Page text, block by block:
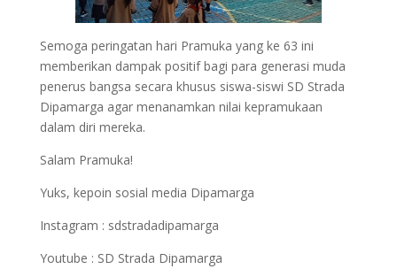
Semoga peringatan hari Pramuka yang ke 63 ini
memberikan dampak positif bagi para generasi muda
penerus bangsa secara khusus siswa-siswi SD Strada
Dipamarga agar menanamkan nilai kepramukaan
dalam diri mereka.
Salam Pramuka!
Yuks, kepoin sosial media Dipamarga
Instagram : sdstradadipamarga
Youtube : SD Strada Dipamarga